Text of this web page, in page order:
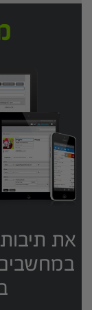
את